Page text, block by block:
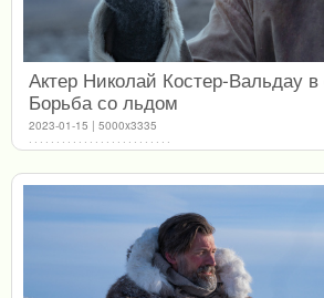
Актер Николай Костер-Вальдау
Борьба со льдом
2023-01-15 | 5000x3335